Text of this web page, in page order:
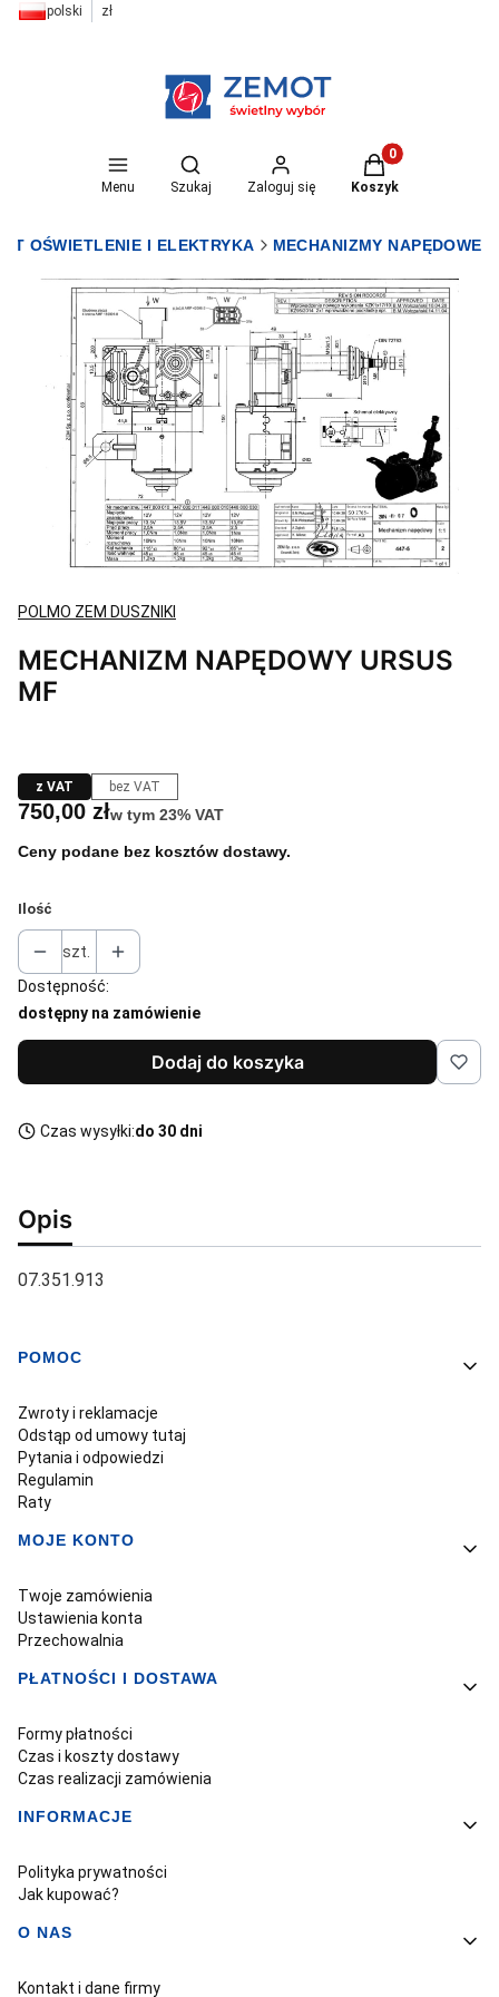
polski zł
Menu
Otwórz wyszukiwarkę
Szukaj Zaloguj się
Produkty w
Koszyk
OŚWIETLENIE I ELEKTRYKA MECHANIZMY NAPĘDOWE
POLMO ZEM DUSZNIKI
MECHANIZM NAPĘDOWY URSUS
MF
z VAT bez VAT
Cena
750,00 złw tym 23% VAT
w tym 23% VAT
Ceny podane bez kosztów dostawy.
Ilość
szt.
Dostępność:
dostępny na zamówienie
Dodaj do koszyka
Czas wysyłki:do 30 dni
Opis
07.351.913
Linki w stopce
POMOC
Zwroty i reklamacje
Odstąp od umowy tutaj
Pytania i odpowiedzi
Regulamin
Raty
MOJE KONTO
Twoje zamówienia
Ustawienia konta
Przechowalnia
PŁATNOŚCI I DOSTAWA
Formy płatności
Czas i koszty dostawy
Czas realizacji zamówienia
INFORMACJE
Polityka prywatności
Jak kupować?
O NAS
Kontakt i dane firmy